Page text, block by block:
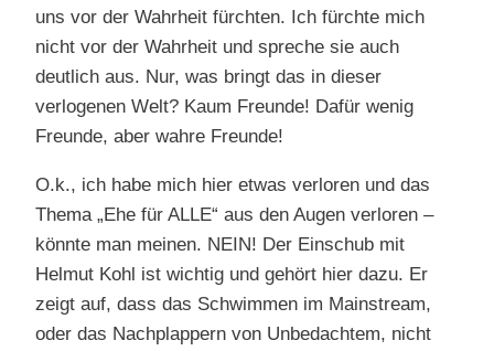
uns vor der Wahrheit fürchten. Ich fürchte mich
nicht vor der Wahrheit und spreche sie auch
deutlich aus. Nur, was bringt das in dieser
verlogenen Welt? Kaum Freunde! Dafür wenig
Freunde, aber wahre Freunde!
O.k., ich habe mich hier etwas verloren und das
Thema „Ehe für ALLE“ aus den Augen verloren –
könnte man meinen. NEIN! Der Einschub mit
Helmut Kohl ist wichtig und gehört hier dazu. Er
zeigt auf, dass das Schwimmen im Mainstream,
oder das Nachplappern von Unbedachtem, nicht